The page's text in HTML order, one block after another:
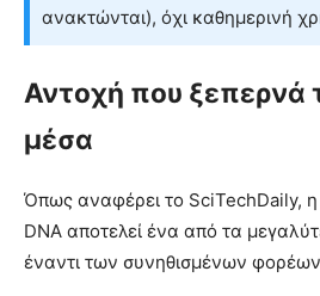
ανακτώνται), όχι καθημερινή
Αντοχή που ξεπερνά
μέσα
Όπως αναφέρει το SciTechDaily, η
DNA αποτελεί ένα από τα
έναντι των συνηθισμένων